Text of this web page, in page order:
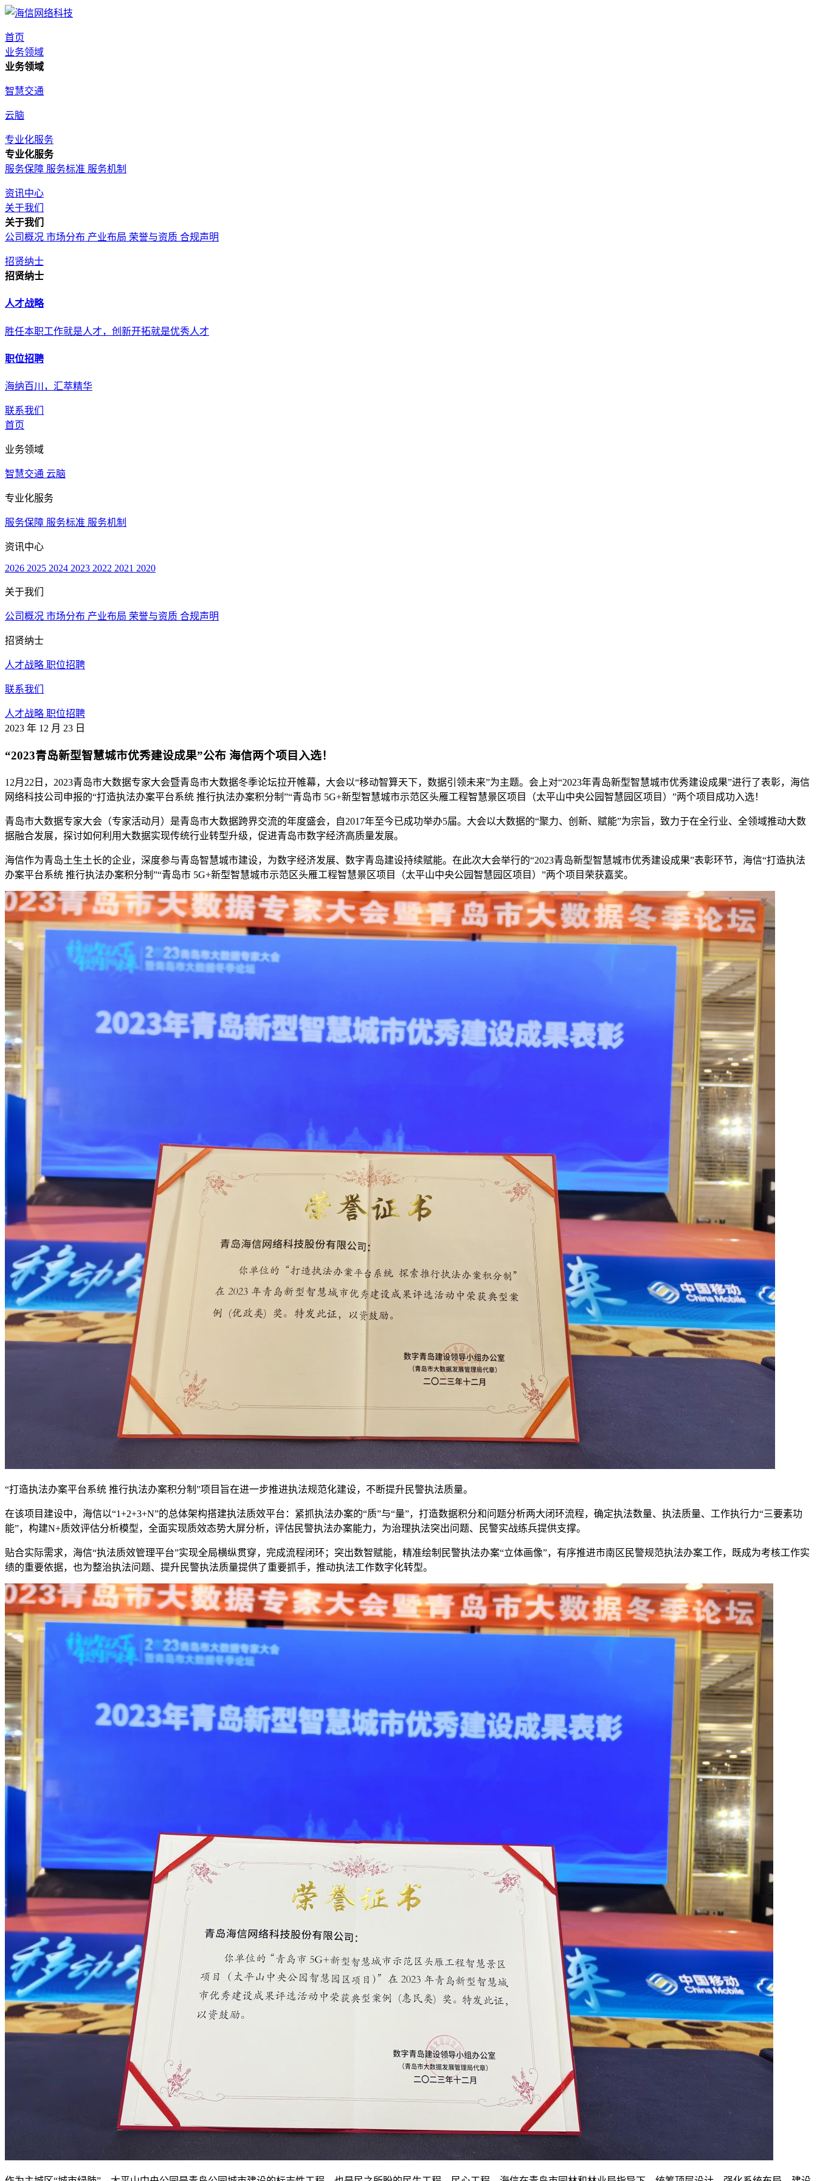
首页
业务领域
业务领域
智慧交通
云脑
专业化服务
专业化服务
服务保障 服务标准 服务机制
资讯中心
关于我们
关于我们
公司概况 市场分布 产业布局 荣誉与资质 合规声明
招贤纳士
招贤纳士
人才战略
胜任本职工作就是人才，创新开拓就是优秀人才
职位招聘
海纳百川，汇萃精华
联系我们
首页
业务领域
智慧交通 云脑
专业化服务
服务保障 服务标准 服务机制
资讯中心
2026 2025 2024 2023 2022 2021 2020
关于我们
公司概况 市场分布 产业布局 荣誉与资质 合规声明
招贤纳士
人才战略 职位招聘
联系我们
人才战略 职位招聘
2023 年 12 月 23 日
“2023青岛新型智慧城市优秀建设成果”公布 海信两个项目入选！
12月22日，2023青岛市大数据专家大会暨青岛市大数据冬季论坛拉开帷幕，大会以“移动智算天下，数据引领未来”为主题。会上对“2023年青岛新型智慧城市优秀建设成果”进行了表彰，海信
网络科技公司申报的“打造执法办案平台系统 推行执法办案积分制”“青岛市 5G+新型智慧城市示范区头雁工程智慧景区项目（太平山中央公园智慧园区项目）”两个项目成功入选！
青岛市大数据专家大会（专家活动月）是青岛市大数据跨界交流的年度盛会，自2017年至今已成功举办5届。大会以大数据的“聚力、创新、赋能”为宗旨，致力于在全行业、全领域推动大数
据融合发展，探讨如何利用大数据实现传统行业转型升级，促进青岛市数字经济高质量发展。
海信作为青岛土生土长的企业，深度参与青岛智慧城市建设，为数字经济发展、数字青岛建设持续赋能。在此次大会举行的“2023青岛新型智慧城市优秀建设成果”表彰环节，海信“打造执法
办案平台系统 推行执法办案积分制”“青岛市 5G+新型智慧城市示范区头雁工程智慧景区项目（太平山中央公园智慧园区项目）”两个项目荣获嘉奖。
“打造执法办案平台系统 推行执法办案积分制”项目旨在进一步推进执法规范化建设，不断提升民警执法质量。
在该项目建设中，海信以“1+2+3+N”的总体架构搭建执法质效平台：紧抓执法办案的“质”与“量”，打造数据积分和问题分析两大闭环流程，确定执法数量、执法质量、工作执行力“三要素功
能”，构建N+质效评估分析模型，全面实现质效态势大屏分析，评估民警执法办案能力，为治理执法突出问题、民警实战练兵提供支撑。
贴合实际需求，海信“执法质效管理平台”实现全局横纵贯穿，完成流程闭环；突出数智赋能，精准绘制民警执法办案“立体画像”，有序推进市南区民警规范执法办案工作，既成为考核工作实
绩的重要依据，也为整治执法问题、提升民警执法质量提供了重要抓手，推动执法工作数字化转型。